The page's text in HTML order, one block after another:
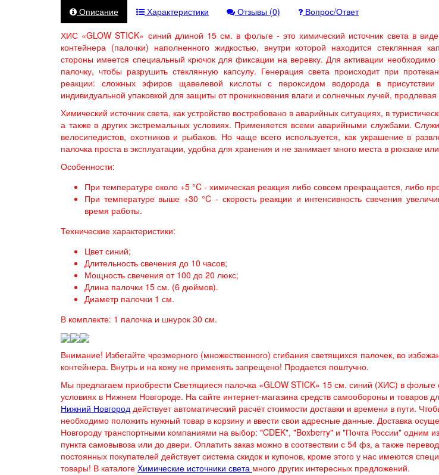
Описание Характеристики Отзывы (0)
Вопрос/Ответ
ХИС «GLOW STICK» синий длиной 15 см. в фольге - это химический источник света в виде
контейнера (палочки) наполненного жидкостью, внутри которой находится стеклянная
стороны имеется специальный крючок для фиксации на веревку. Для активации необходимо
палочку, чтобы разрушить стеклянную капсулу. Генерация света происходит при
реакции: сложных эфиров щавелевой кислоты с пероксидом водорода в
индивидуальной упаковкой для защиты от проникновения влаги и солнечных лучей,
Химический источник света, как устройство востребовано в аварийных ситуациях, в
а также в других экстремальных условиях. Применяется всеми аварийными службами.
велосипедистов, охотников и рыбаков. Но чаще всего используется, как украшение в
палочка проста в эксплуатации, удобна для хранения и не занимает много места в рюкзаке
Особенности:
При температуре около +5 °C - химическая реакция либо совсем прекращается, либо
При температуре выше +30 °C - скорость реакции и интенсивность свечения
время работы.
Технические характеристики:
Цвет синий;
Длительность свечения до 10 часов;
Мощность свечения от 100 до 20 люкс;
Длина палочки 15 см. (6 дюймов).
Диаметр палочки 1 см.
В комплекте: 1 палочка и шнурок 30 см.
Внимание! Избегайте чрезмерного (множественного) сгибания светящихся палочек, во
контейнера. Внутрь и на кожу не применять запрещено! Продается поштучно.
Мы предлагаем приобрести Светящиеся палочка «GLOW STICK» 15 см. синий (ХИС) в фольге
условиях в Нижнем Новгороде. На сайте интернет-магазина средств самообороны и товаров
Нижний Новгород действует автоматический расчёт стоимости доставки и времени в пути.
необходимо положить нужный товар в корзину и ввести свои адресные данные. Доставка
Новгороду транспортными компаниями на выбор: "CDEK", "Boxberry" и "Почта России" одним
пункта самовывоза или до двери. Оплатить заказ можно в соотвествии с 54 фз, а также
постоянных покупателей действует система скидок и купонов, кроме этого у нас имеются
товары! В каталоге Химические источники света много других интересных предложений.